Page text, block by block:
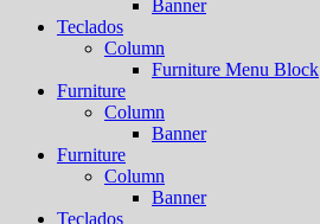
Banner
Teclados
Column
Furniture Menu Block
Furniture
Column
Banner
Furniture
Column
Banner
Teclados